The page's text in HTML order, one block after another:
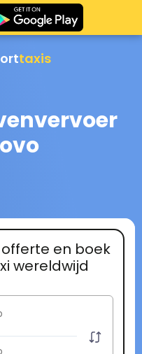
taxis
en boek
wereldwijd